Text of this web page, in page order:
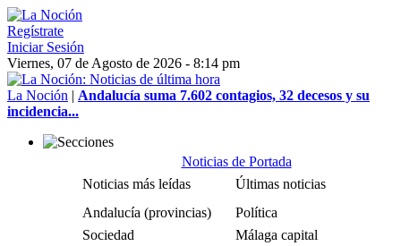
Regístrate
Iniciar Sesión
Viernes, 07 de Agosto de 2026 - 8:14 pm
La Noción | Andalucía suma 7.602 contagios, 32 decesos y su
incidencia...
Noticias de Portada
Noticias más leídas
Últimas noticias
Andalucía (provincias)
Política
Sociedad
Málaga capital